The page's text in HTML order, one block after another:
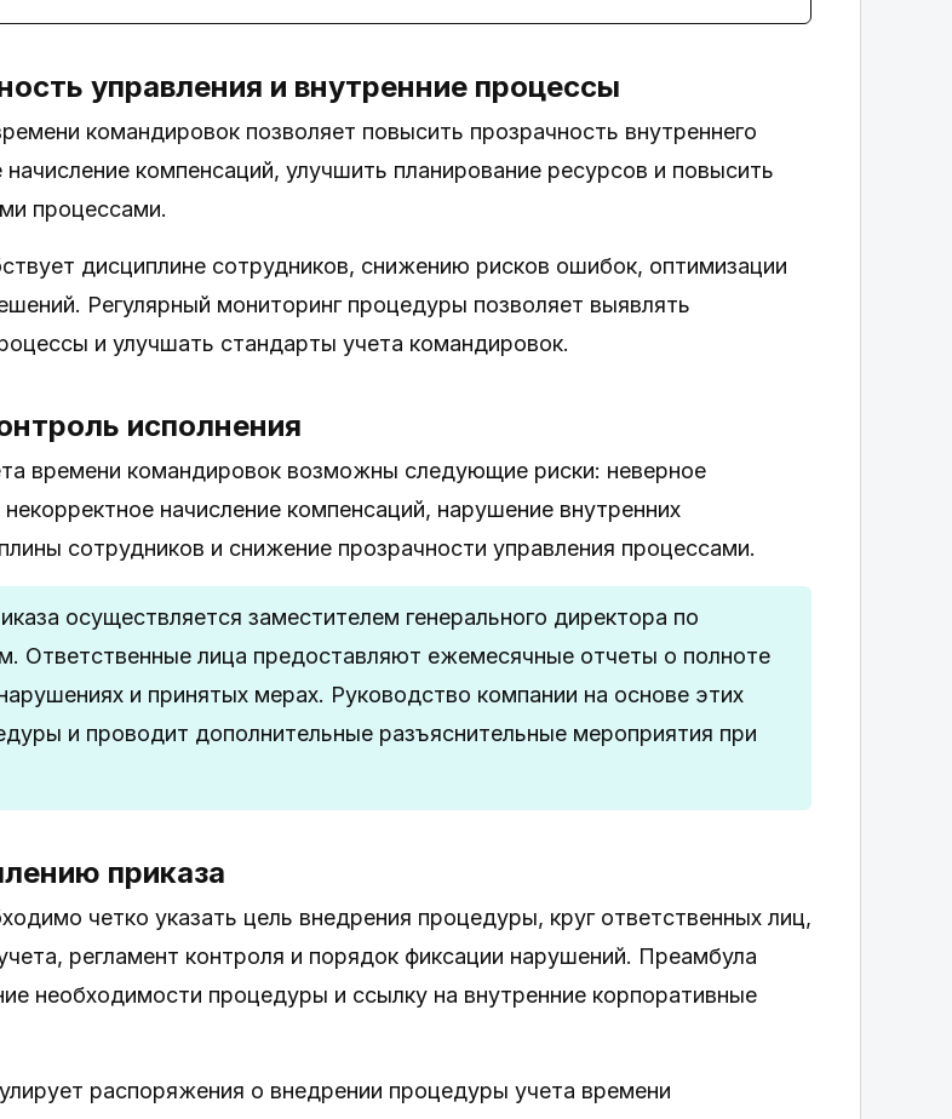
управления и внутренние процессы
командировок позволяет повысить прозрачность внутреннего
компенсаций, улучшить планирование ресурсов и повысить
процессами.
дисциплине сотрудников, снижению рисков ошибок, оптимизации
Регулярный мониторинг процедуры позволяет выявлять
и улучшать стандарты учета командировок.
исполнения
времени командировок возможны следующие риски: неверное
начисление компенсаций, нарушение внутренних
сотрудников и снижение прозрачности управления процессами.
осуществляется заместителем генерального директора по
Ответственные лица предоставляют ежемесячные отчеты о полноте
и принятых мерах. Руководство компании на основе этих
и проводит дополнительные разъяснительные мероприятия при
приказа
четко указать цель внедрения процедуры, круг ответственных лиц,
регламент контроля и порядок фиксации нарушений. Преамбула
необходимости процедуры и ссылку на внутренние корпоративные
распоряжения о внедрении процедуры учета времени